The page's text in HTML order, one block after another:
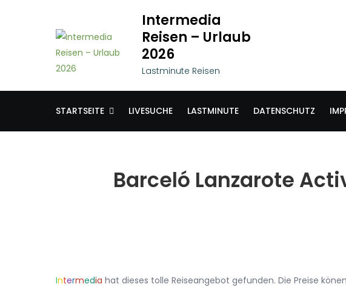
Intermedia
Reisen – Urlaub
2026
Lastminute Reisen
STARTSEITE LIVESUCHE LASTMINUTE DATENSCHUTZ
Barceló Lanzarote
Intermedia hat dieses tolle Reiseangebot gefunden. Die Preise